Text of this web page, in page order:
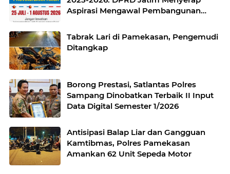
Aspirasi Mengawal Pembangunan
Tabrak Lari di Pamekasan, Pengemudi
Ditangkap
Borong Prestasi, Satlantas Polres
Sampang Dinobatkan Terbaik II Input
Data Digital Semester 1/2026
Antisipasi Balap Liar dan Gangguan
Kamtibmas, Polres Pamekasan
Amankan 62 Unit Sepeda Motor